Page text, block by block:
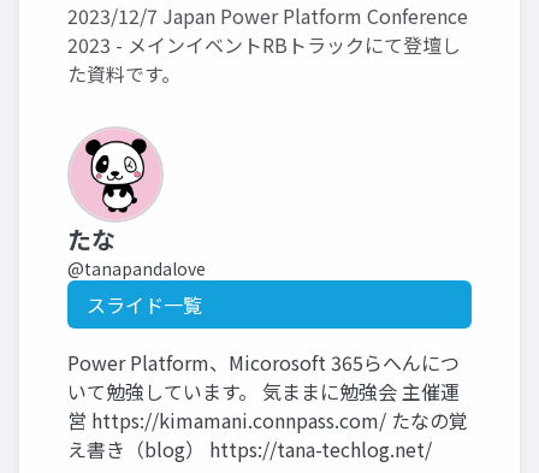
2023/12/7 Japan Power Platform Conference
2023 - メインイベントRBトラックにて登壇し
た資料です。
たな
@tanapandalove
スライド一覧
Power Platform、Micorosoft 365らへんにつ
いて勉強しています。 気ままに勉強会 主催運
営 https://kimamani.connpass.com/ たなの覚
え書き（blog） https://tana-techlog.net/